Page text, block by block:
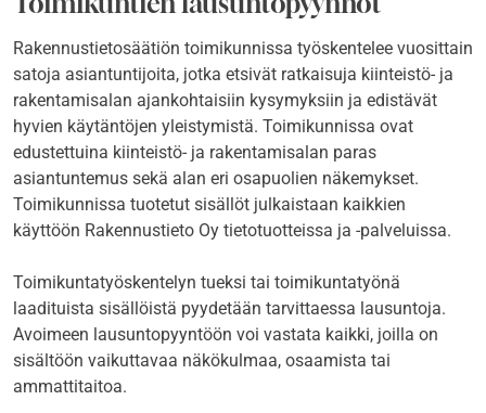
Rakennustietosäätiön toimikunnissa työskentelee vuosittain
satoja asiantuntijoita, jotka etsivät ratkaisuja kiinteistö- ja
rakentamisalan ajankohtaisiin kysymyksiin ja edistävät
hyvien käytäntöjen yleistymistä. Toimikunnissa ovat
edustettuina kiinteistö- ja rakentamisalan paras
asiantuntemus sekä alan eri osapuolien näkemykset.
Toimikunnissa tuotetut sisällöt julkaistaan kaikkien
käyttöön Rakennustieto Oy tietotuotteissa ja -palveluissa.
Toimikuntatyöskentelyn tueksi tai toimikuntatyönä
laadituista sisällöistä pyydetään tarvittaessa lausuntoja.
Avoimeen lausuntopyyntöön voi vastata kaikki, joilla on
sisältöön vaikuttavaa näkökulmaa, osaamista tai
ammattitaitoa.